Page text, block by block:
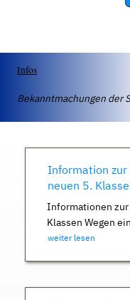
Infos
Bekanntmachungen der
Information zur
neuen 5.
Informationen zur
Klassen Wegen
weiter lesen